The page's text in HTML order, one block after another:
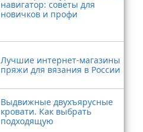
навигатор: советы для
новичков и профи
Лучшие интернет-магазины
пряжи для вязания в России
Выдвижные двухъярусные
кровати. Как выбрать
подходящую